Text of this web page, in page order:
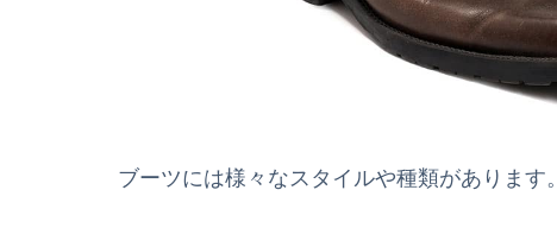
ブーツには様々なスタイルや種類があります。